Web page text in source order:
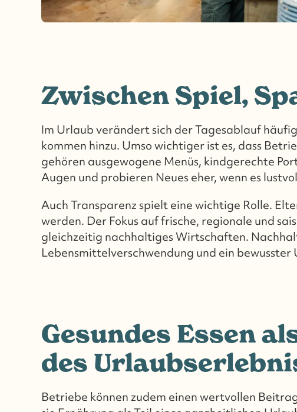
Zwischen Spiel,
Im Urlaub verändert sich der Tagesablauf
kommen hinzu. Umso wichtiger ist es, dass
gehören ausgewogene Menüs, kindgerechte
Augen und probieren Neues eher, wenn es
Auch Transparenz spielt eine wichtige Rolle.
werden. Der Fokus auf frische, regionale und
gleichzeitig nachhaltiges Wirtschaften.
Lebensmittelverschwendung und ein
Gesundes Essen
des
Betriebe können zudem einen wertvollen